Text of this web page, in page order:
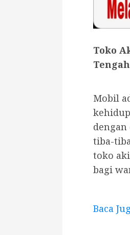
Toko
Mobil
tiba-
toko
bagi
Baca